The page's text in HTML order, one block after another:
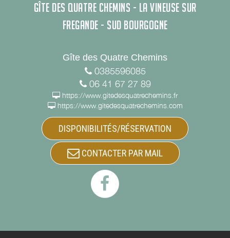
GÎTE DES QUATRE CHEMINS - LA VINEUSE SUR
FREGANDE - SUD BOURGOGNE
Gîte des Quatre Chemins
0385596085
06 41 67 27 89
https://www.gitedesquatrechemins.fr
https://www.gitedesquatrechemins.com
DISPONIBILITÉS/RÉSERVATION
CONTACTER PAR MAIL